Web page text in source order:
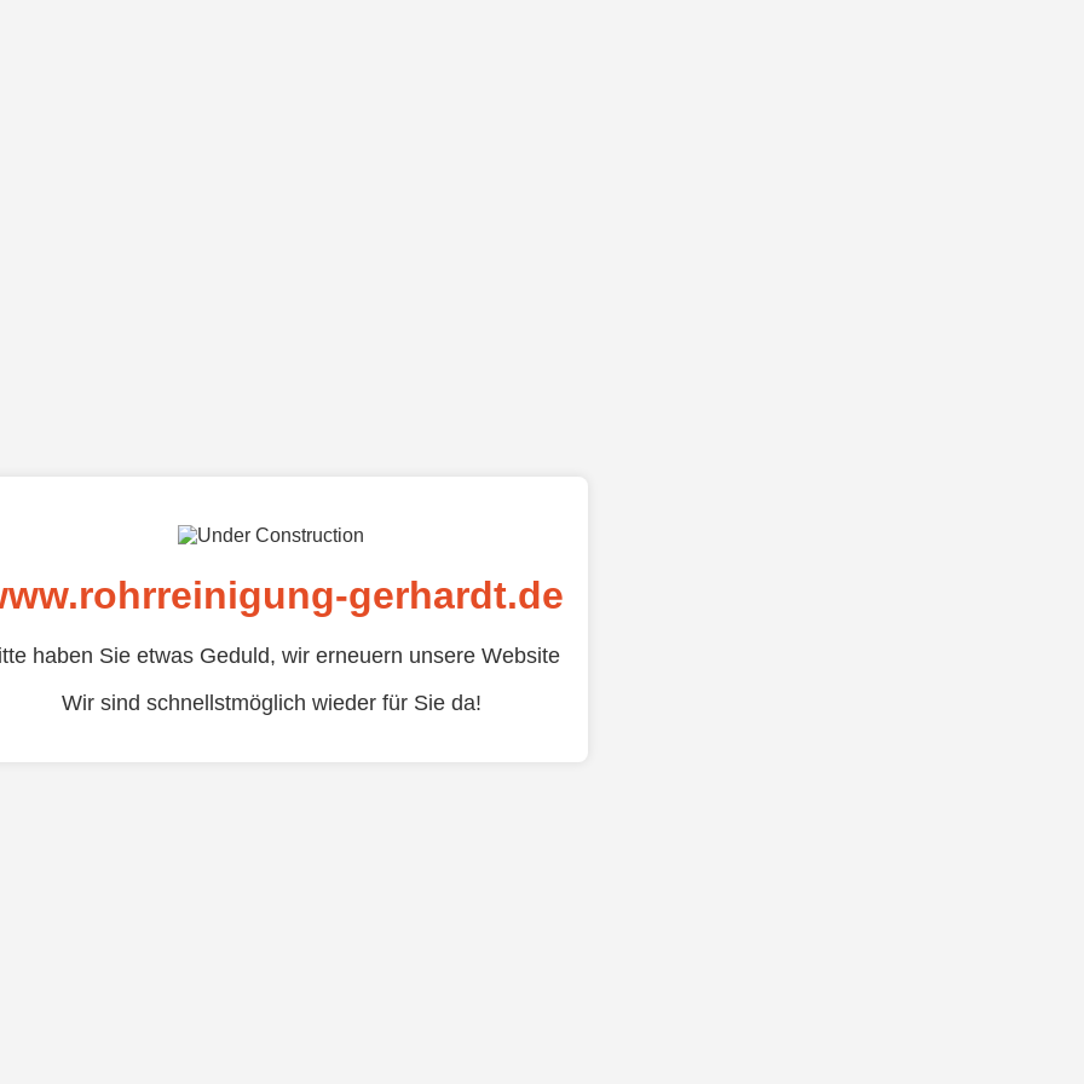
gerhardt.de
haben Sie etwas Geduld, wir erneuern unsere Website
Wir sind schnellstmöglich wieder für Sie da!